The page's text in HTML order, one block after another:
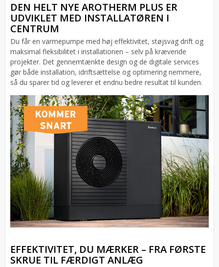
DEN HELT NYE AROTHERM PLUS ER
UDVIKLET MED INSTALLATØREN I
CENTRUM
Du får en varmepumpe med høj effektivitet, støjsvag drift og
maksimal fleksibilitet i installationen – selv på krævende
projekter. Det gennemtænkte design og de digitale services
gør både installation, idriftsættelse og optimering nemmere,
så du sparer tid og leverer et endnu bedre resultat til kunden.
EFFEKTIVITET, DU MÆRKER – FRA FØRSTE
SKRUE TIL FÆRDIGT ANLÆG